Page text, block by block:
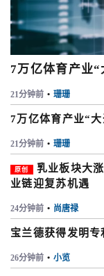
7万亿体育产业“
21分钟前 • 珊珊
7万亿体育产业“大
21分钟前 • 珊珊
原创
乳业板块大
业链迎复苏机遇
24分钟前 • 尚唐禄
宝兰德获得发明专
26分钟前 • 小览